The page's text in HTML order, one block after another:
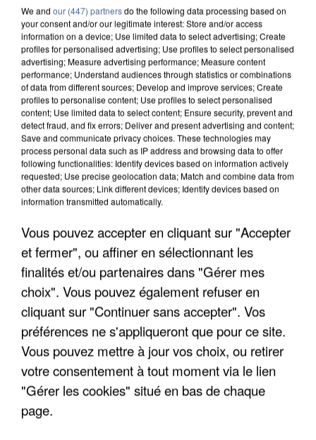
LES DONNÉES DE 300 000 CLIENTS DÉROBÉES À
INTERMARCHÉ APRÈS UNE...
We and our (447) partnersdo the following data processing based on
your consent and/or our legitimate interest: Store and/or access
information on a device; Use limited data to select advertising; Create
profiles for personalised advertising; Use profiles to select personalised
advertising; Measure advertising performance; Measure content
performance; Understand audiences through statistics or combinations
of data from different sources; Develop and improve services; Create
profiles to personalise content; Use profiles to select personalised
content; Use limited data to select content; Ensure security, prevent and
detect fraud, and fix errors; Deliver and present advertising and content;
Save and communicate privacy choices. These technologies may
process personal data such as IP address and browsing data to offer
following functionalities: Identify devices based on information actively
requested; Use precise geolocation data; Match and combine data from
other data sources; Link different devices; Identify devices based on
information transmitted automatically.
Vous pouvez accepter en cliquant sur "Accepter
et fermer", ou affiner en sélectionnant les
finalités et/ou partenaires dans "Gérer mes
choix". Vous pouvez également refuser en
cliquant sur "Continuer sans accepter". Vos
préférences ne s'appliqueront que pour ce site.
Vous pouvez mettre à jour vos choix, ou retirer
votre consentement à tout moment via le lien
"Gérer les cookies" situé en bas de chaque
page.